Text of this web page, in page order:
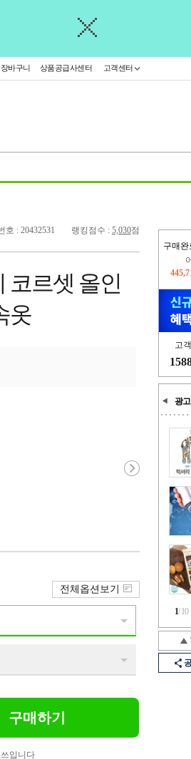
장바구니 상품공급사센터 고객센터
구매완
오
고
광고
1/10
호 : 20432531 랭킹점수 : 5,030점
코르셋 올인
옷
전체옵션보기
구매하기
입니다